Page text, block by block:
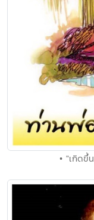
• "เกิดขึ้